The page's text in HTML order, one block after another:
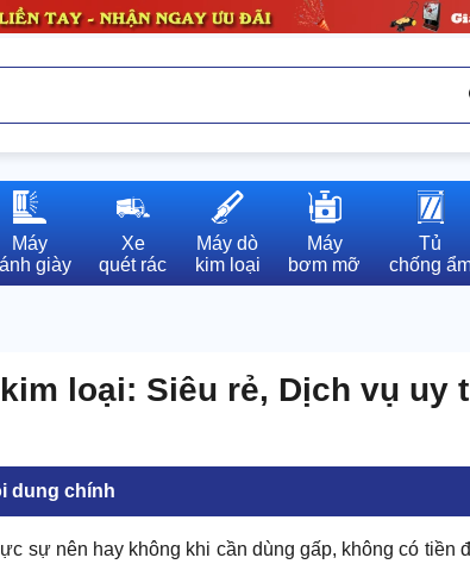
Máy
giày
Xe
quét rác
Máy dò
kim loại
Máy
bơm mỡ
Tủ
chống
loại: Siêu rẻ, Dịch vụ uy
dung chính
sự nên hay không khi cần dùng gấp, không có tiền